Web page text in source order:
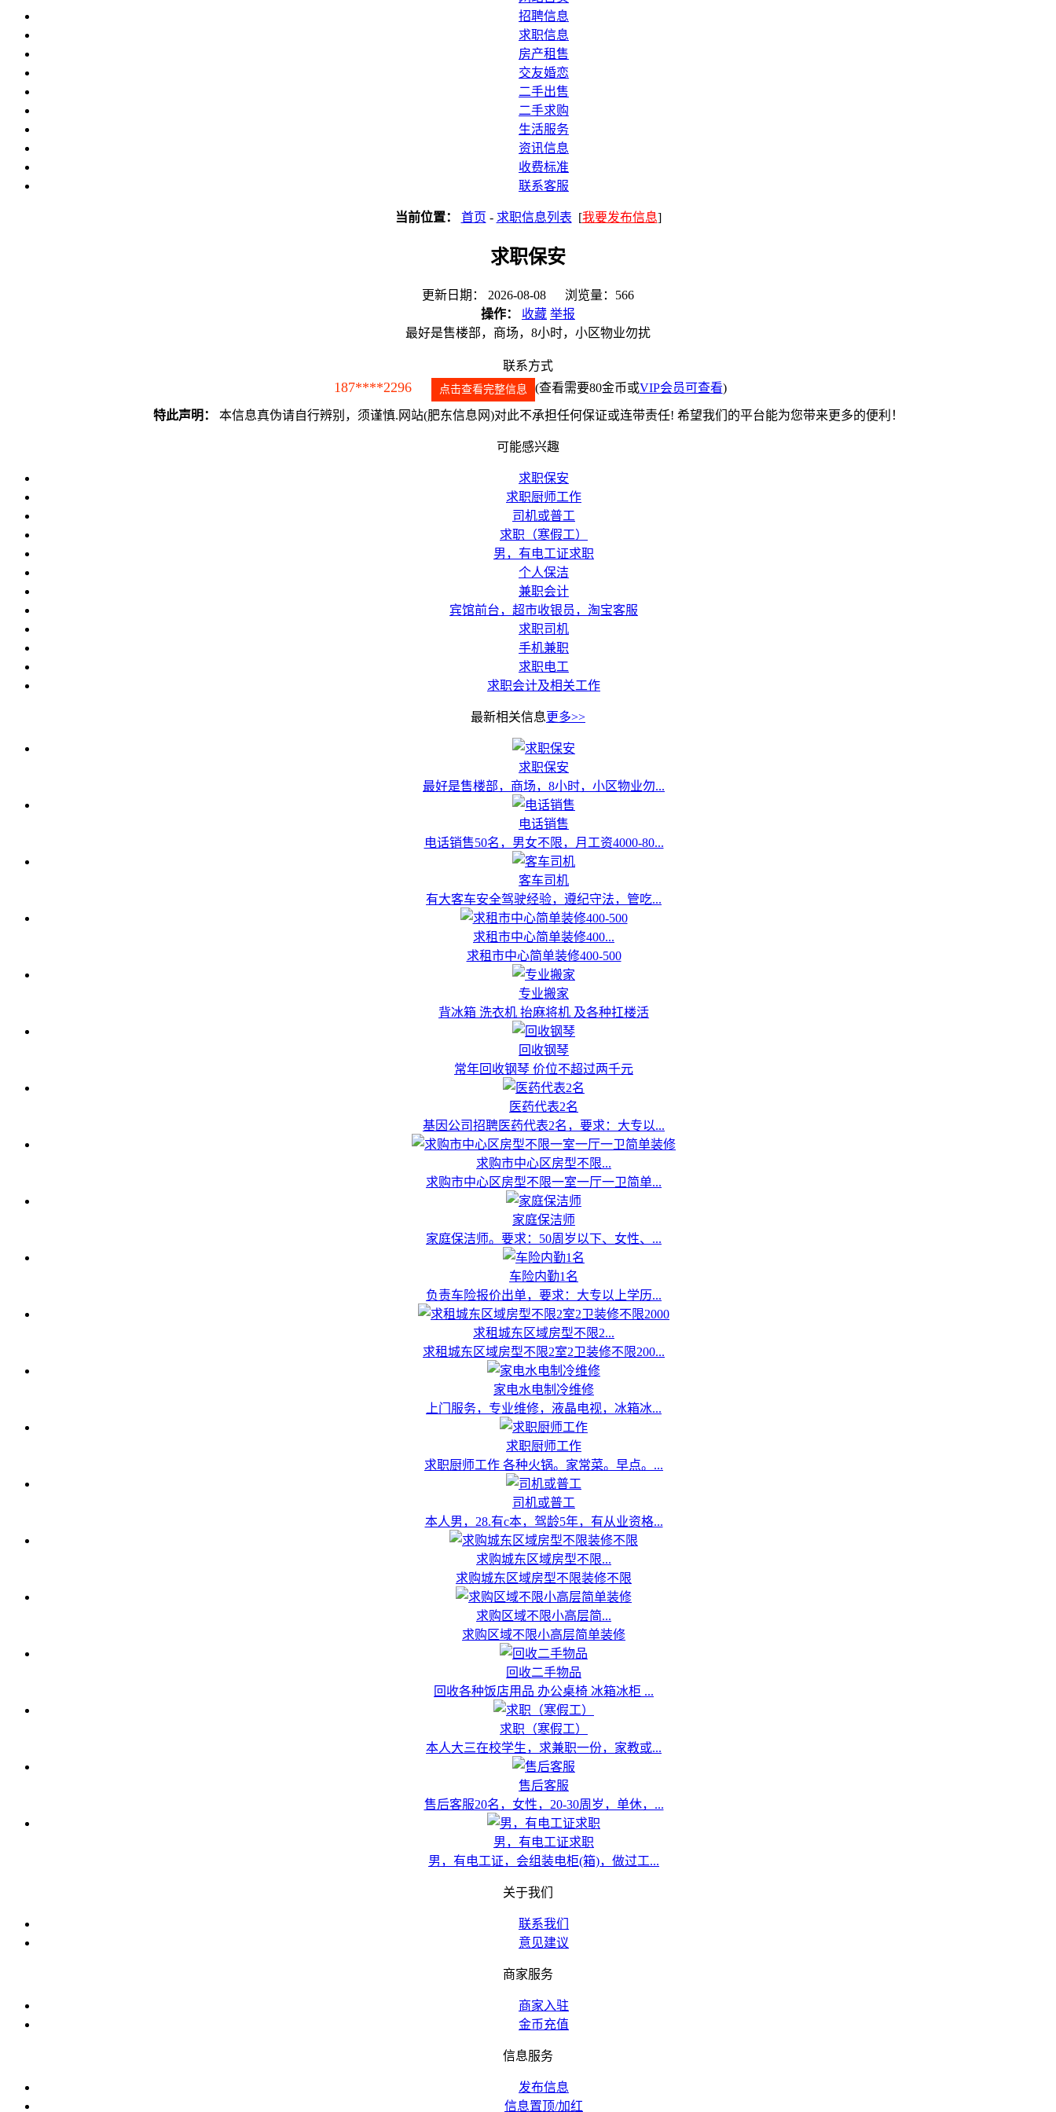
招聘信息
求职信息
房产租售
交友婚恋
二手出售
二手求购
生活服务
资讯信息
收费标准
联系客服
当前位置： 首页 - 求职信息列表 [我要发布信息]
求职保安
更新日期： 2026-08-08 浏览量：566
操作：
收藏 举报
最好是售楼部，商场，8小时，小区物业勿扰
联系方式
187****2296 点击查看完整信息 (查看需要80金币或VIP会员可查看)
特此声明： 本信息真伪请自行辨别，须谨慎.网站(肥东信息网)对此不承担任何保证或连带责任! 希望我们的平台能为您带来更多的便利！
可能感兴趣
求职保安
求职厨师工作
司机或普工
求职（寒假工）
男，有电工证求职
个人保洁
兼职会计
宾馆前台，超市收银员，淘宝客服
求职司机
手机兼职
求职电工
求职会计及相关工作
最新相关信息更多>>
求职保安
最好是售楼部，商场，8小时，小区物业勿...
电话销售
电话销售50名，男女不限，月工资4000-80...
客车司机
有大客车安全驾驶经验，遵纪守法，管吃...
求租市中心简单装修400...
求租市中心简单装修400-500
专业搬家
背冰箱 洗衣机 抬麻将机 及各种扛楼活
回收钢琴
常年回收钢琴 价位不超过两千元
医药代表2名
基因公司招聘医药代表2名，要求：大专以...
求购市中心区房型不限...
求购市中心区房型不限一室一厅一卫简单...
家庭保洁师
家庭保洁师。要求：50周岁以下、女性、...
车险内勤1名
负责车险报价出单，要求：大专以上学历...
求租城东区域房型不限2...
求租城东区域房型不限2室2卫装修不限200...
家电水电制冷维修
上门服务，专业维修，液晶电视，冰箱冰...
求职厨师工作
求职厨师工作 各种火锅。家常菜。早点。...
司机或普工
本人男，28.有c本，驾龄5年，有从业资格...
求购城东区域房型不限...
求购城东区域房型不限装修不限
求购区域不限小高层简...
求购区域不限小高层简单装修
回收二手物品
回收各种饭店用品 办公桌椅 冰箱冰柜 ...
求职（寒假工）
本人大三在校学生，求兼职一份，家教或...
售后客服
售后客服20名，女性，20-30周岁，单休，...
男，有电工证求职
男，有电工证，会组装电柜(箱)，做过工...
关于我们
联系我们
意见建议
商家服务
商家入驻
金币充值
信息服务
发布信息
信息置顶/加红